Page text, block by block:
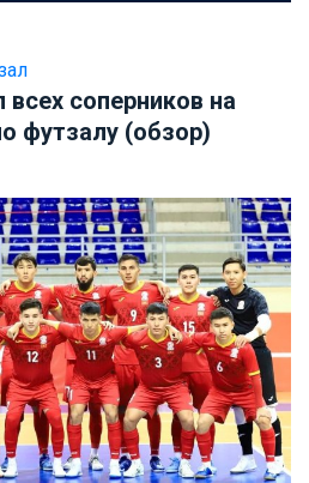
соперников на
футзалу (обзор)